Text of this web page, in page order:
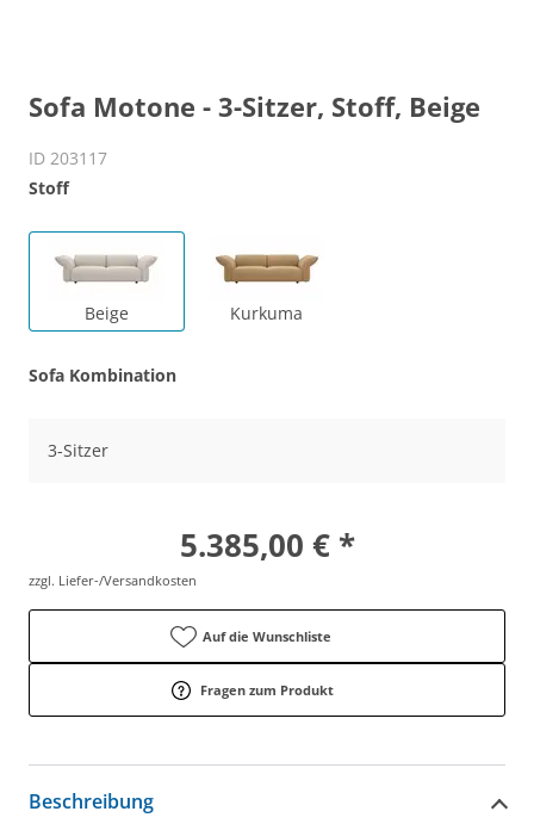
Sofa Motone - 3-Sitzer, Stoff, Beige
ID 203117
Stoff
Beige Kurkuma
Sofa Kombination
3-Sitzer
5.385,00 € *
zzgl. Liefer-/Versandkosten
Auf die Wunschliste
Fragen zum Produkt
Beschreibung